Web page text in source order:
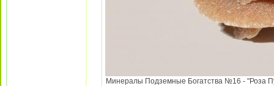
Минералы Подземные Богатства №16 - "Роза